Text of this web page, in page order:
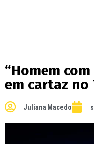
“Homem
em cartaz no
Juliana Macedo